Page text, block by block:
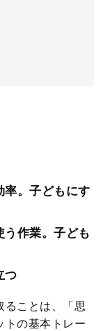
率。子どもにす
作業。子ども
つ
ることは、「思
トの基本トレー